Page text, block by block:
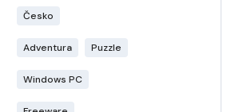
Česko
Adventura Puzzle
Windows PC